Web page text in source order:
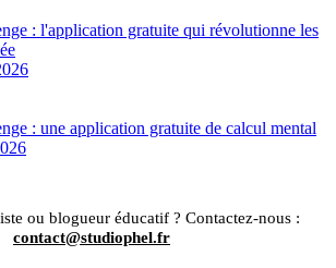
: l'application gratuite qui révolutionne les
: une application gratuite de calcul mental
ou blogueur éducatif ? Contactez-nous :
contact@studiophel.fr